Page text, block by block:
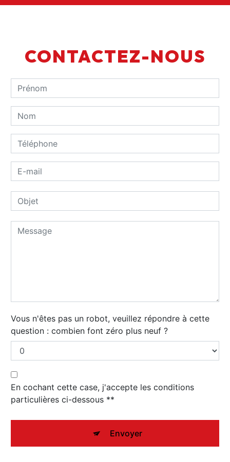
CONTACTEZ-NOUS
Vous n'êtes pas un robot, veuillez répondre à cette
question : combien font zéro plus neuf ?
En cochant cette case, j'accepte les conditions
particulières ci-dessous **
Envoyer